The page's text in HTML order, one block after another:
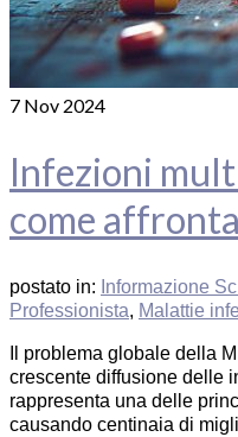
7 Nov 2024
Infezioni
come
postato in: Informazione
Professionista, Malattie
Il problema globale della
crescente diffusione delle
rappresenta una delle
causando centinaia di